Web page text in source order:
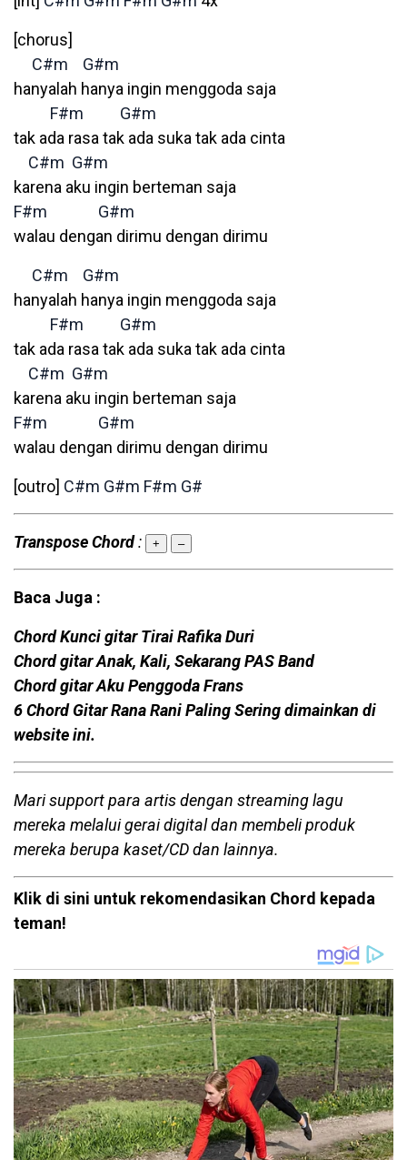
[chorus]
C#m
G#m
hanyalah hanya ingin menggoda saja
F#m
G#m
tak ada rasa tak ada suka tak ada cinta
C#m G#m
karena aku ingin berteman saja
F#m
G#m
walau dengan dirimu dengan dirimu
C#m
G#m
hanyalah hanya ingin menggoda saja
F#m
G#m
tak ada rasa tak ada suka tak ada cinta
C#m G#m
karena aku ingin berteman saja
F#m
G#m
walau dengan dirimu dengan dirimu
[outro] C#m G#m F#m G#
Transpose Chord: + –
Baca Juga :
Chord Kunci gitar Tirai Rafika Duri
Chord gitar Anak, Kali, Sekarang PAS Band
Chord gitar Aku Penggoda Frans
6 Chord Gitar Rana Rani Paling Sering dimainkan di
website ini.
Mari support para artis dengan streaming lagu
mereka melalui gerai digital dan membeli produk
mereka berupa kaset/CD dan lainnya.
Klik di sini untuk rekomendasikan Chord kepada
teman!